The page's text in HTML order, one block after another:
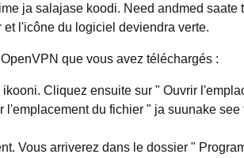
ja salajase koodi. Need andmed
l'icône du logiciel deviendra verte.
que vous avez téléchargés :
Cliquez ensuite sur " Ouvrir
du fichier " ja suunake
Vous arriverez dans le dossier "